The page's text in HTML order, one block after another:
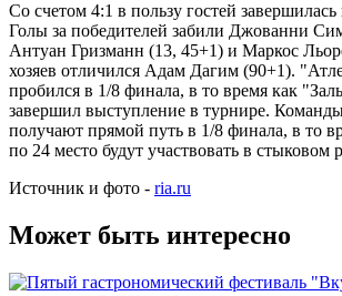
Со счетом 4:1 в пользу гостей завершилась
Голы за победителей забили Джованни
Антуан Гризманн (13, 45+1) и Маркос
хозяев отличился Адам Дагим (90+1).
пробился в 1/8 финала, в то время как
завершил выступление в турнире.
получают прямой путь в 1/8 финала, в то
по 24 место будут участвовать в стыковом
Источник и фото - ria.ru
Может быть интересно